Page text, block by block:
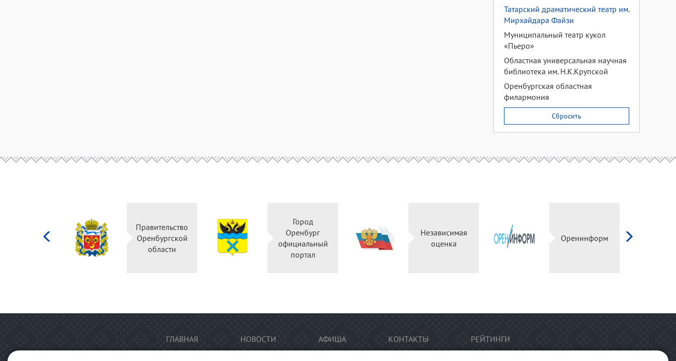
Татарский драматический театр им.
Мирхайдара Файзи
Муниципальный театр кукол
«Пьеро»
Областная универсальная научная
библиотека им. Н.К.Крупской
Оренбургская областная
филармония
Сбросить
Правительство
Оренбургской
области
Город
Оренбург
официальный
портал
Независимая
оценка
Оренинформ
ГЛАВНАЯ НОВОСТИ АФИША КОНТАКТЫ РЕЙТИНГИ